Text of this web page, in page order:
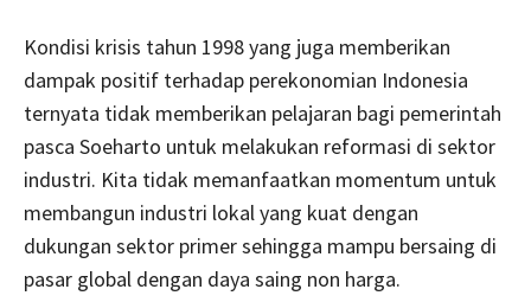
Kondisi krisis tahun 1998 yang juga memberikan
dampak positif terhadap perekonomian Indonesia
ternyata tidak memberikan pelajaran bagi pemerintah
pasca Soeharto untuk melakukan reformasi di sektor
industri. Kita tidak memanfaatkan momentum untuk
membangun industri lokal yang kuat dengan
dukungan sektor primer sehingga mampu bersaing di
pasar global dengan daya saing non harga.